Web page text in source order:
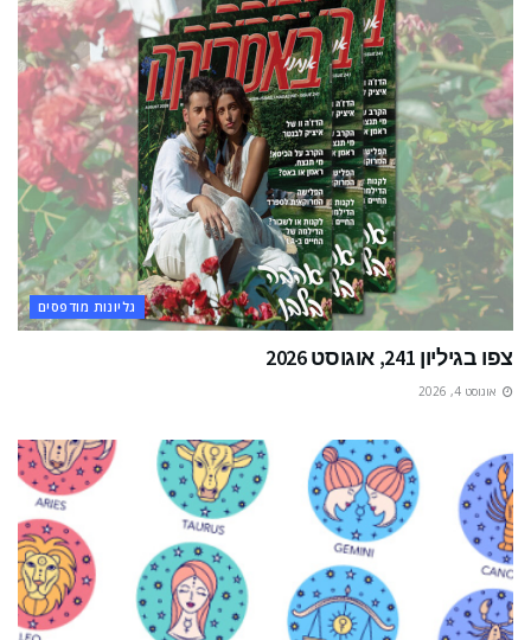
גליונות מודפסים
צפו בגיליון 241, אוגוסט 2026
אוגוסט 4, 2026